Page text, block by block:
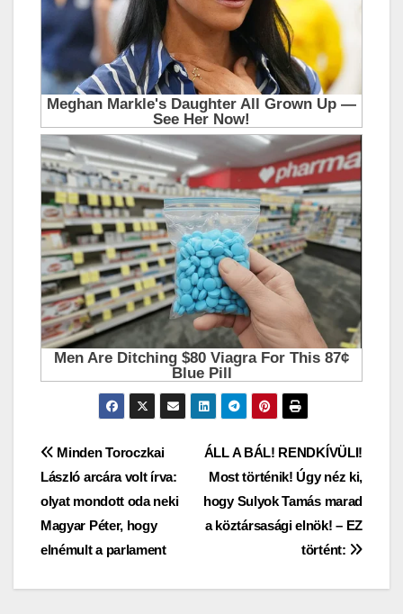
Bejegyzés
navigáció
ÁLL A BÁL! RENDKÍVÜLI!
Most történik! Úgy néz ki,
hogy Sulyok Tamás marad
a köztársasági elnök! – EZ
történt:
Minden Toroczkai
László arcára volt írva:
olyat mondott oda neki
Magyar Péter, hogy
elnémult a parlament